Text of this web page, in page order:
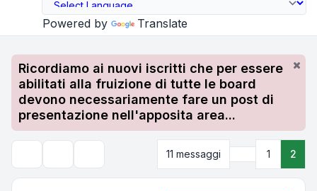
Powered by Translate
Ricordiamo ai nuovi iscritti che per essere
abilitati alla fruizione di tutte le board
devono necessariamente fare un post di
presentazione nell'apposita area...
11 messaggi Precedente
1 2